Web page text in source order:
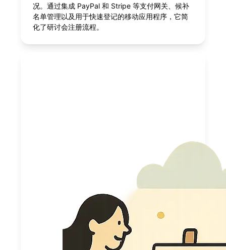
况。通过集成 PayPal 和 Stripe 等支付网关、候补
名单管理以及用于快速登记的移动应用程序，它简
化了研讨会注册流程。